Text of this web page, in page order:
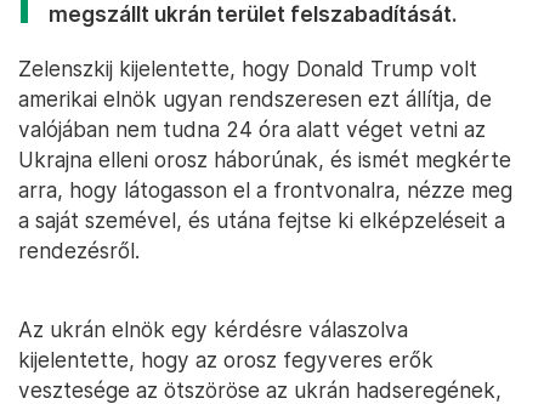
megszállt ukrán terület felszabadítását.
Zelenszkij kijelentette, hogy Donald Trump volt
amerikai elnök ugyan rendszeresen ezt állítja, de
valójában nem tudna 24 óra alatt véget vetni az
Ukrajna elleni orosz háborúnak, és ismét megkérte
arra, hogy látogasson el a frontvonalra, nézze meg
a saját szemével, és utána fejtse ki elképzeléseit a
rendezésről.
Az ukrán elnök egy kérdésre válaszolva
kijelentette, hogy az orosz fegyveres erők
vesztesége az ötszöröse az ukrán hadseregének,